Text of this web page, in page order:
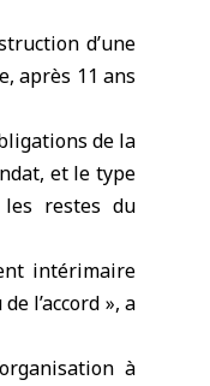
d’une
après 11 ans
de la
et le type
restes du
intérimaire
l’accord », a
à